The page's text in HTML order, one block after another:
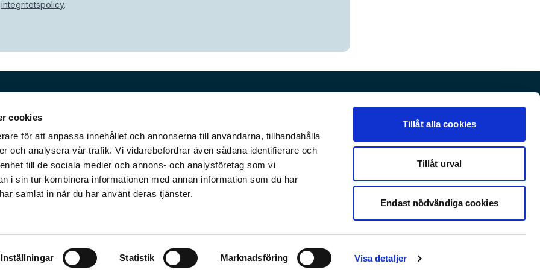
cookies
för att anpassa innehållet och annonserna till användarna, tillhandahålla
och analysera vår trafik. Vi vidarebefordrar även sådana identifierare och
till de sociala medier och annons- och analysföretag som vi
i sin tur kombinera informationen med annan information som du har
samlat in när du har använt deras tjänster.
Inställningar Statistik Marknadsföring Visa detaljer
Tillåt alla cookies
Tillåt urval
Endast nödvändiga cookies
integritetspolicy.
att öka
miljöpåverkan genom att
i utvecklings- och
av att jobba med företag
står inför gör att vi
Skellefteå, Umeå,
Vårt erbjudande
Vårt mål är att ta dig in i framtiden
Gör oss sällskap
Programvarusupport
Integritetspolicy